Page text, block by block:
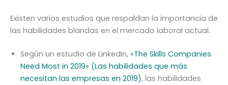
Existen varios estudios que respaldan la importancia de
las habilidades blandas en el mercado laboral actual.
Según un estudio de LinkedIn, «The Skills Companies
Need Most in 2019» (Las habilidades que más
necesitan las empresas en 2019), las habilidades